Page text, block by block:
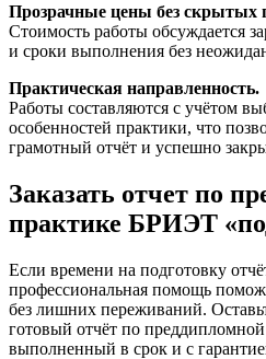
Прозрачные цены без скрытых
Стоимость работы обсуждается
и сроки выполнения без
Практическая направленность.
Работы составляются с учётом
особенностей практики, что
грамотный отчёт и успешно
Заказать отчет по
практике БРИЭТ
Если времени на подготовку
профессиональная помощь
без лишних переживаний.
готовый отчёт по
выполненный в срок и с